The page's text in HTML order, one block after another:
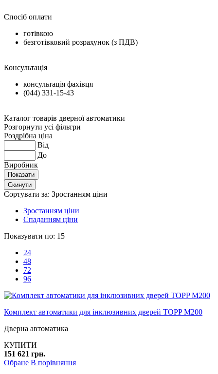
Спосіб оплати
готівкою
безготівковий розрахунок (з ПДВ)
Консультація
консультація фахівця
(044) 331-15-43
Каталог товарів дверної автоматики
Розгорнути усі фільтри
Роздрібна ціна
Від
До
Виробник
Сортувати за: Зростанням ціни
Зростанням ціни
Спаданням ціни
Показувати по: 15
24
48
72
96
Комплект автоматики для інклюзивних дверей TOPP M200
Дверна автоматика
КУПИТИ
151 621 грн.
Обране В порівняння